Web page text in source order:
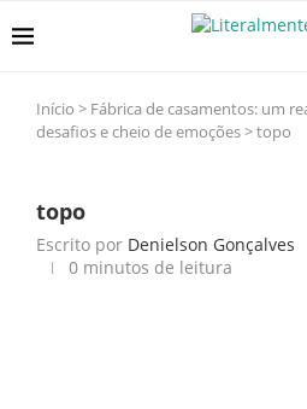
Início > Fábrica de casamentos: um
desafios e cheio de emoções>topo
topo
Escrito por Denielson Gonçalves
0 minutos de leitura